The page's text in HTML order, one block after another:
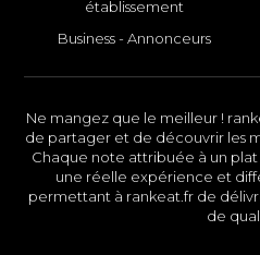
établissement
Business - Annonceurs
Ne mangez que le meilleur !
de partager et de découvrir les
Chaque note attribuée à un plat
une réelle expérience et
permettant à rankeat.fr de
de